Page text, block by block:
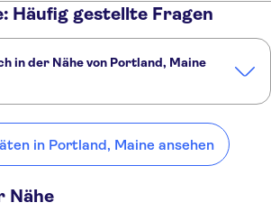
Häufig gestellte Fragen
in der Nähe von Portland, Maine
in Portland, Maine ansehen
Nähe